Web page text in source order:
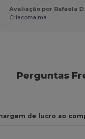
Avaliação por Rafaela D.
Criacomalma
Perguntas
de lucro ao